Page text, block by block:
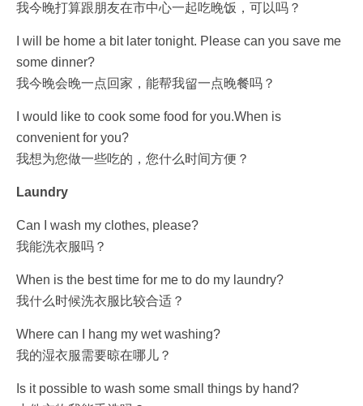
我今晚打算跟朋友在市中心一起吃晚饭，可以吗？
I will be home a bit later tonight. Please can you save me
some dinner?
我今晚会晚一点回家，能帮我留一点晚餐吗？
I would like to cook some food for you.When is
convenient for you?
我想为您做一些吃的，您什么时间方便？
Laundry
Can I wash my clothes, please?
我能洗衣服吗？
When is the best time for me to do my laundry?
我什么时候洗衣服比较合适？
Where can I hang my wet washing?
我的湿衣服需要晾在哪儿？
Is it possible to wash some small things by hand?